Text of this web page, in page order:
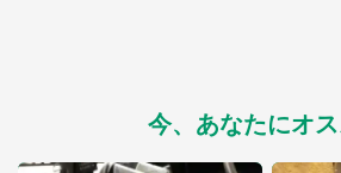
今、あなたにオ